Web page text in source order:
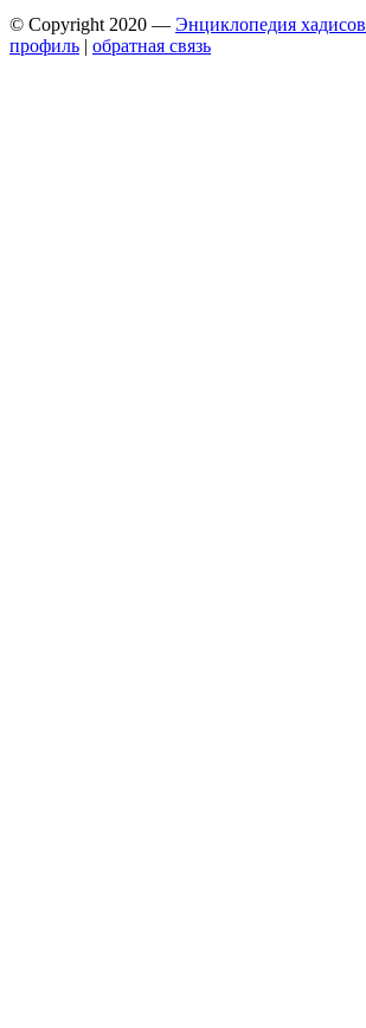
© Copyright 2020 — Энциклопедия хадисов
профиль | обратная связь